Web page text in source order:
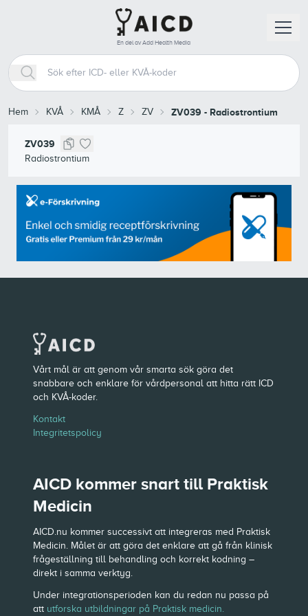
En del av Add Health Media
Hem KVÅ KMÅ Z ZV ZV039 - Radiostrontium
ZV039
Radiostrontium
Vårt mål är att genom vår smarta sök göra det
snabbare och enklare för vårdpersonal att hitta rätt ICD
och KVÅ-koder.
Kontakt
Integritetspolicy
AICD kommer snart till Praktisk
Medicin
AICD.nu kommer successivt att integreras med Praktisk
Medicin. Målet är att göra det enklare att gå från klinisk
frågeställning till behandling och korrekt kodning –
direkt i samma verktyg.
Under integrationsperioden kan du redan nu passa på
att utforska utbildningar på Praktisk medicin.